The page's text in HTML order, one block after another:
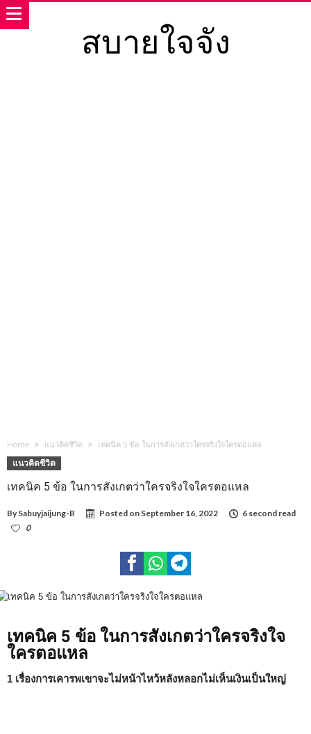
สบายใจจัง
Home แนวคิดชีวิต เทคนิค 5 ข้อ ในการสังเกตว่าใครจริงใจใครตอแหล
แนวคิดชีวิต
เทคนิค 5 ข้อ ในการสังเกตว่าใครจริงใจใครตอแหล
By Sabuyjaijung-B Posted on September 16, 2022
6 second read
0
เทคนิค 5 ข้อ ในการสังเกตว่าใครจริงใจ
ใครตอแหล
1 เรื่องการเคารพเขาจะไม่หน้าไหว้หลังหลอกไม่เห็นเงินเป็นใหญ่